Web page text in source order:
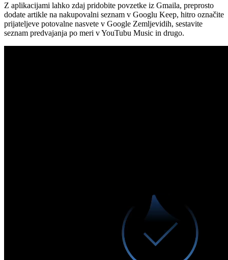
Z aplikacijami lahko zdaj pridobite povzetke iz Gmaila, preprosto
dodate artikle na nakupovalni seznam v Googlu Keep, hitro označite
prijateljeve potovalne nasvete v Google Zemljevidih, sestavite
seznam predvajanja po meri v YouTubu Music in drugo.